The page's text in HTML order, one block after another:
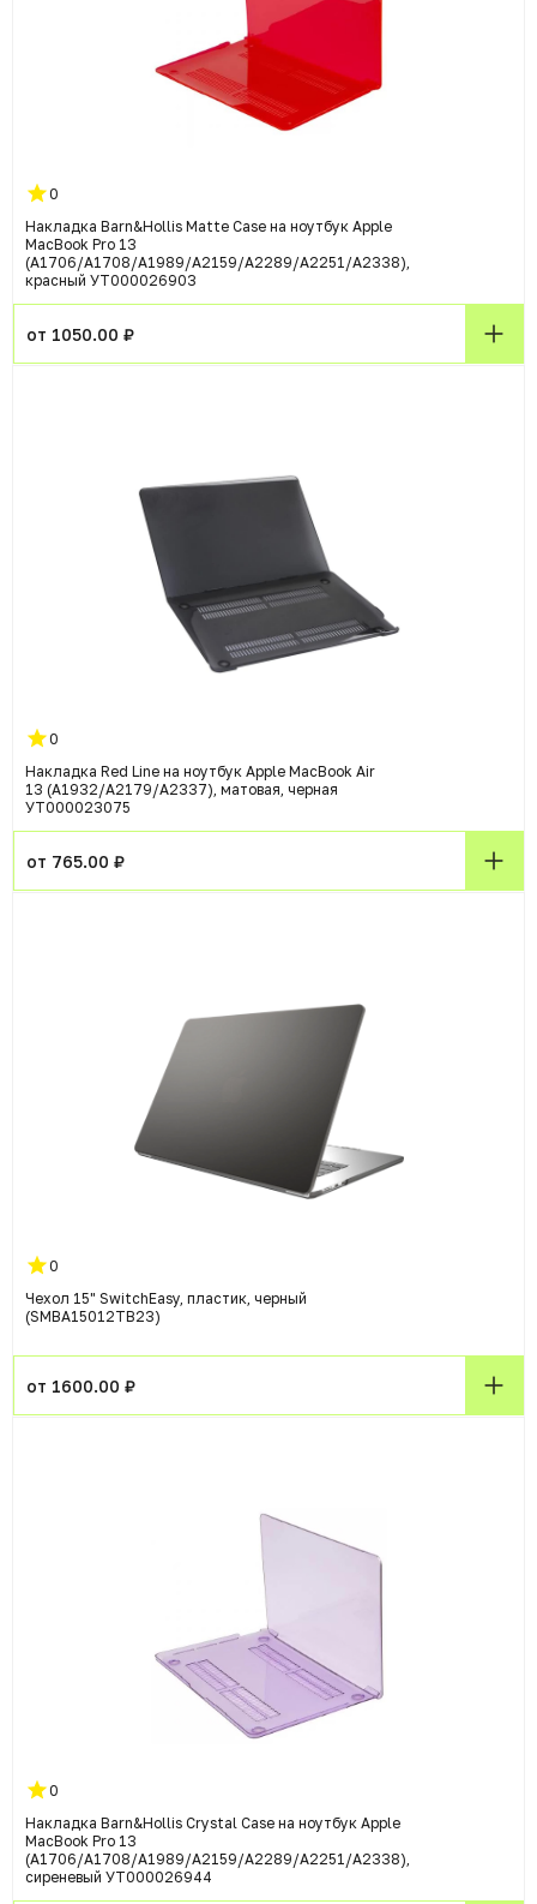
0
Накладка Barn&Hollis Matte Case на ноутбук Apple
MacBook Pro 13
(A1706/A1708/A1989/A2159/A2289/A2251/A2338),
красный УТ000026903
от 1050.00 ₽
0
Накладка Red Line на ноутбук Apple MacBook Air
13 (A1932/A2179/A2337), матовая, черная
УТ000023075
от 765.00 ₽
0
Чехол 15" SwitchEasy, пластик, черный
(SMBA15012TB23)
от 1600.00 ₽
0
Накладка Barn&Hollis Crystal Case на ноутбук Apple
MacBook Pro 13
(A1706/A1708/A1989/A2159/A2289/A2251/A2338),
сиреневый УТ000026944